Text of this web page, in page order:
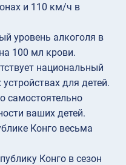
и 110 км/ч в
уровень алкоголя в
100 мл крови.
национальный
для детей.
самостоятельно
ваших детей.
Конго весьма
Конго в сезон